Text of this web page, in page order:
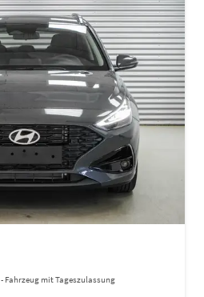
Fahrzeug mit Tageszulassung